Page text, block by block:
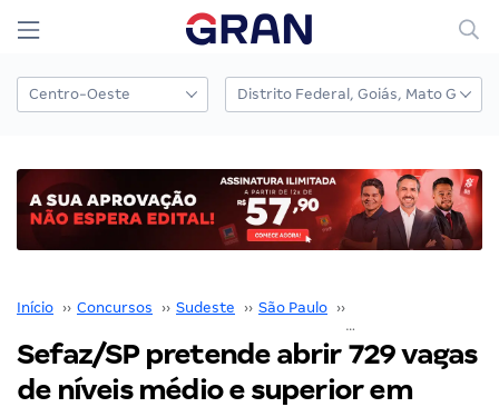
Início ›› Concursos ›› Sudeste ›› São Paulo ››
Sefaz/SP pretende abrir 729 vagas
de níveis médio e superior em